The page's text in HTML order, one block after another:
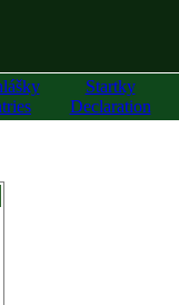
Startky
Declaration